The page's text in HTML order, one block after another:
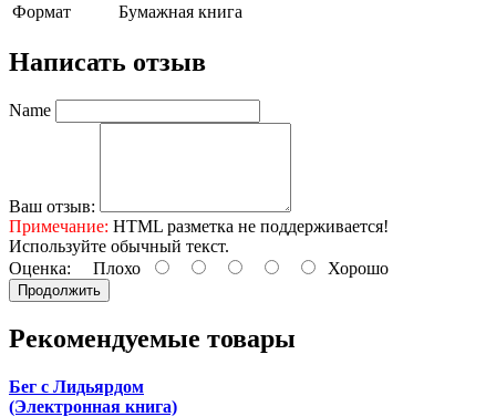
Формат
Бумажная книга
Написать отзыв
Name
Ваш отзыв:
Примечание: HTML разметка не поддерживается!
Используйте обычный текст.
Оценка: Плохо Хорошо
Продолжить
Рекомендуемые товары
Бег с Лидьярдом
(Электронная книга)